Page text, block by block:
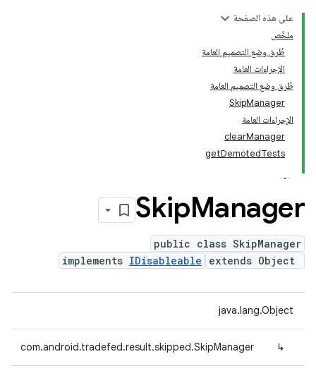
على هذه الصفحة
ملخّص
طُرق وضع التصميم العامة
الإجراءات العامة
طُرق وضع التصميم العامة
SkipManager
الإجراءات العامة
clearManager
getDemotedTests
SkipManager
public class SkipManager
extends Object
implements IDisableable
java.lang.Object
↳
com.android.tradefed.result.skipped.SkipManager